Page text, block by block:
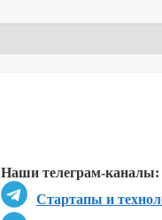
Наши телеграм-каналы:
Стартапы и